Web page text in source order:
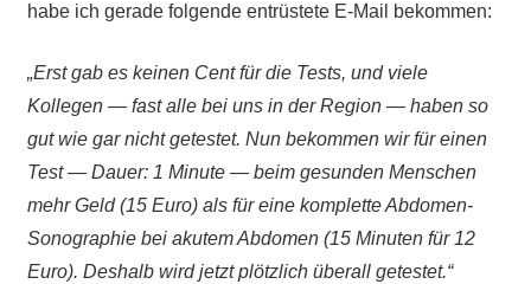
habe ich gerade folgende entrüstete E-Mail bekommen:
„Erst gab es keinen Cent für die Tests, und viele
Kollegen — fast alle bei uns in der Region — haben so
gut wie gar nicht getestet. Nun bekommen wir für einen
Test — Dauer: 1 Minute — beim gesunden Menschen
mehr Geld (15 Euro) als für eine komplette Abdomen-
Sonographie bei akutem Abdomen (15 Minuten für 12
Euro). Deshalb wird jetzt plötzlich überall getestet.“